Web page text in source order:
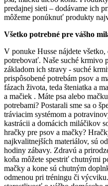
predajnej sieti – dodávame ich
môžeme ponúknuť produkty
Všetko potrebné pre vášho
V ponuke Husse nájdete
potrebovať. Naše suché krmivo
základom ich stravy - suché
prispôsobené potrebám psov a
fázach života, teda šteniatka a
a mačiek . Máte psa alebo
potrebami? Postarali sme sa o
tráviacim systémom a
kastrácii a domácich miláčikov
hračky pre psov a mačky?
najkvalitnejších materiálov, sú
hodiny zábavy. Zdravú a
koňa môžete spestriť chutnými
mačky a kone sú chutným
odmenou pri tréningu či